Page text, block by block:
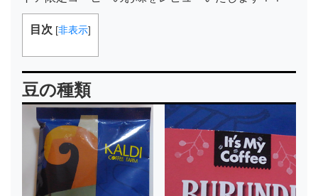
目次 [非表示]
豆の種類